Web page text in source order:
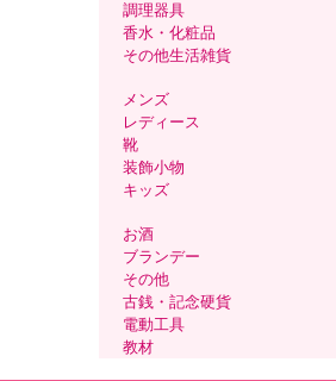
調理器具
香水・化粧品
その他生活雑貨
メンズ
レディース
靴
装飾小物
キッズ
お酒
ブランデー
その他
古銭・記念硬貨
電動工具
教材